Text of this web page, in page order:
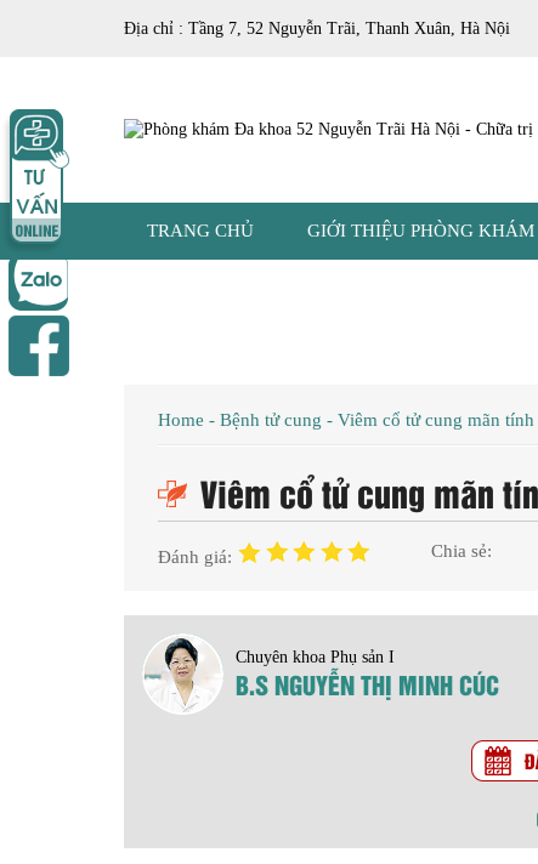
Địa chỉ : Tầng 7, 52 Nguyễn Trãi, Thanh Xuân, Hà Nội
TRANG CHỦ GIỚI THIỆU PHÒNG KHÁM
Home - Bệnh tử cung - Viêm cổ tử cung mãn tính
Viêm cổ tử cung mãn
Đánh giá: Chia sẻ:
Chuyên khoa Phụ sản I
B.S NGUYỄN THỊ MINH CÚC